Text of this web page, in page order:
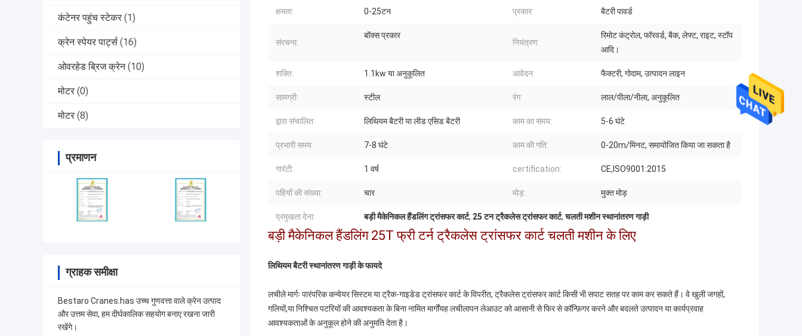
कंटेनर पहुंच स्टेकर (1)
क्रेन स्पेयर पार्ट्स (16)
ओवरहेड ब्रिज क्रेन (10)
मोटर (0)
मोटर (8)
प्रमाणन
ग्राहक समीक्षा
Bestaro Cranes.has उच्च गुणवत्ता वाले क्रेन उत्पाद
और उत्तम सेवा, हम दीर्घकालिक सहयोग बनाए रखना जारी
रखेंगे।
क्षमता: 0-25टन प्रकार: बैटरी पावर्ड
संरचना:
बॉक्स प्रकार
नियंत्रण:
रिमोट कंट्रोल, फॉरवर्ड, बैक, लेफ्ट, राइट, स्टॉप
आदि।
शक्ति: 1.1kw या अनुकूलित आवेदन: फैक्टरी, गोदाम, उत्पादन लाइन
सामग्री: स्टील रंग: लाल/पीला/नीला, अनुकूलित
द्वारा संचालित: लिथियम बैटरी या लीड एसिड बैटरी काम का समय: 5-6 घंटे
प्रभारी समय: 7-8 घंटे काम की गति: 0-20m/मिनट, समायोजित किया जा सकता है
गारंटी: 1 वर्ष certification: CE,ISO9001:2015
पहियों की संख्या: चार मोड़: मुक्त मोड़
प्रमुखता देना: बड़ी मैकेनिकल हैंडलिंग ट्रांसफर कार्ट, 25 टन ट्रैकलेस ट्रांसफर कार्ट,चलती मशीन स्थानांतरण गाड़ी
बड़ी मैकेनिकल हैंडलिंग 25T फ्री टर्न ट्रैकलेस ट्रांसफर कार्ट चलती मशीन के लिए
लिथियम बैटरी स्थानांतरण गाड़ी के फायदे
लचीले मार्गः पारंपरिक कन्वेयर सिस्टम या ट्रैक-गाइडेड ट्रांसफर कार्ट के विपरीत, ट्रैकलेस ट्रांसफर कार्ट किसी भी सपाट सतह पर काम कर सकते हैं। वे खुली जगहों,
गलियों,या निश्चित पटरियों की आवश्यकता के बिना नामित मार्गोंयह लचीलापन लेआउट को आसानी से फिर से कॉन्फ़िगर करने और बदलते उत्पादन या कार्यप्रवाह
आवश्यकताओं के अनुकूल होने की अनुमति देता है।